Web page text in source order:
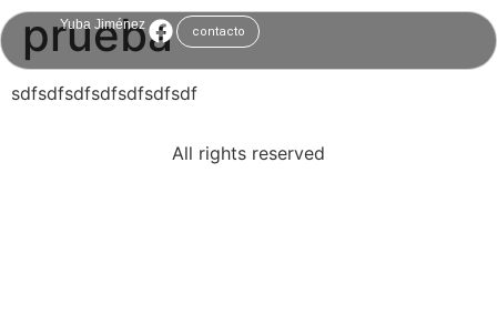
Yuba Jiménez contacto
prueba
sdfsdfsdfsdfsdfsdfsdf
All rights reserved